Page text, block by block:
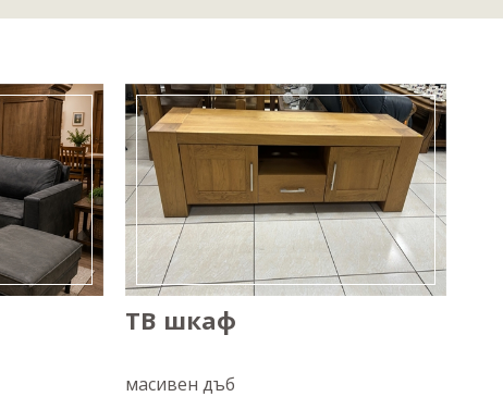
ТВ шкаф
масивен дъб